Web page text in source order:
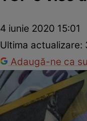
4 iunie 2020 15:01
Ultima actualizare:
Adaugă-ne ca